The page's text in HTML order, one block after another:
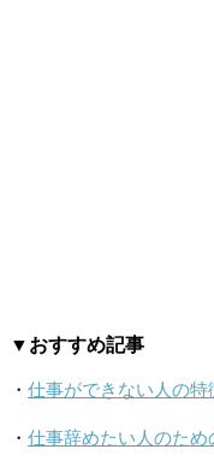
▼おすすめ記事
・ 仕事ができない人の特
・ 仕事辞めたい人のた